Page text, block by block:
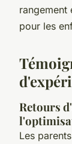
rangement
pour les
Retours
Les